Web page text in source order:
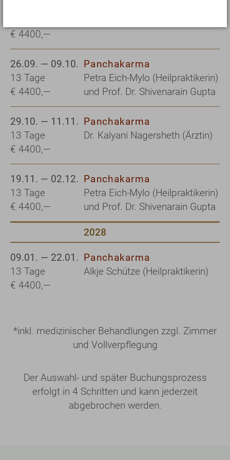
€ 4400,—
26.09. — 09.10.
13 Tage
€ 4400,—
Panchakarma
Petra Eich-Mylo (Heilpraktikerin)
und Prof. Dr. Shivenarain Gupta
29.10. — 11.11.
13 Tage
€ 4400,—
Panchakarma
Dr. Kalyani Nagersheth (Ärztin)
19.11. — 02.12.
13 Tage
€ 4400,—
Panchakarma
Petra Eich-Mylo (Heilpraktikerin)
und Prof. Dr. Shivenarain Gupta
2028
09.01. — 22.01.
13 Tage
€ 4400,—
Panchakarma
Alkje Schütze (Heilpraktikerin)
*inkl. medizinischer Behandlungen zzgl. Zimmer
und Vollverpflegung
Der Auswahl- und später Buchungsprozess
erfolgt in 4 Schritten und kann jederzeit
abgebrochen werden.